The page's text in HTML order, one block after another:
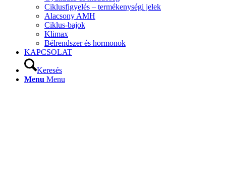
Ciklusfigyelés – termékenységi jelek
Alacsony AMH
Ciklus-bajok
Klimax
Bélrendszer és hormonok
KAPCSOLAT
Keresés
Menu Menu